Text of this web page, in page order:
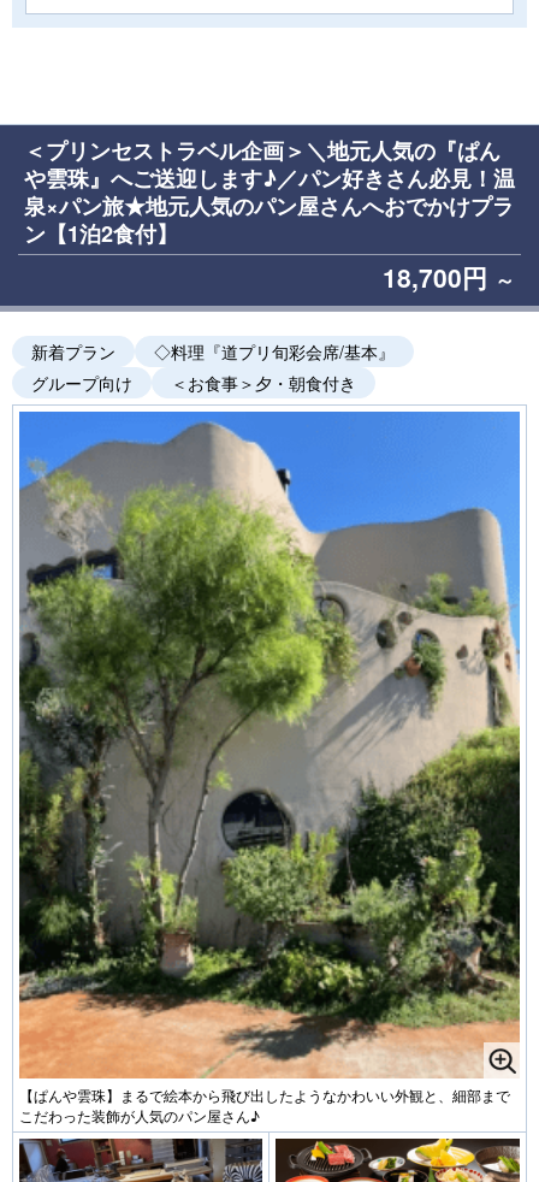
＜プリンセストラベル企画＞＼地元人気の『ぱん
や雲珠』へご送迎します♪／パン好きさん必見！温
泉×パン旅★地元人気のパン屋さんへおでかけプラ
ン【1泊2食付】
18,700円 ～
新着プラン
◇料理『道プリ旬彩会席/基本』
グループ向け
＜お食事＞夕・朝食付き
【ぱんや雲珠】まるで絵本から飛び出したようなかわいい外観と、細部まで
こだわった装飾が人気のパン屋さん♪